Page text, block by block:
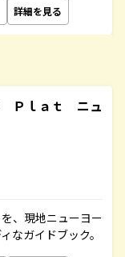
詳細を見る
Ｐｌａｔ ニュ
、現地ニューヨー
ガイドブック。